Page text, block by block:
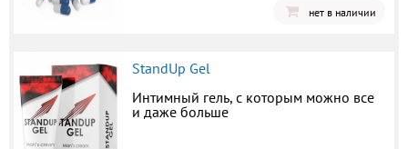
нет в наличии
StandUp Gel
Интимный гель, с которым можно все
и даже больше